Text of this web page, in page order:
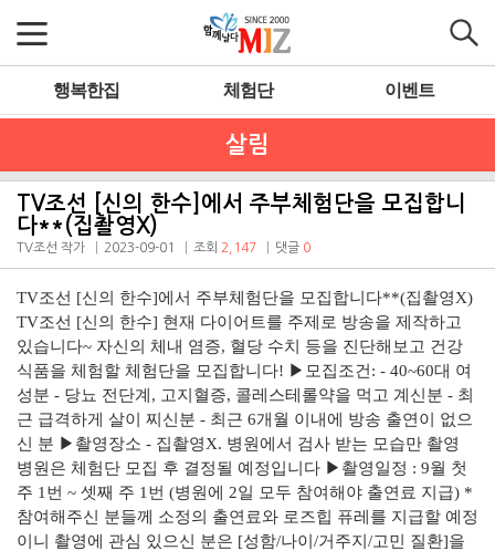
행복한집 체험단 이벤트
살림
TV조선 [신의 한수]에서 주부체험단을 모집합니
다**(집촬영X)
TV조선 작가 2023-09-01 조회 2,147 댓글 0
TV조선 [신의 한수]에서 주부체험단을 모집합니다**(집촬영X)
TV조선 [신의 한수] 현재 다이어트를 주제로 방송을 제작하고
있습니다~ 자신의 체내 염증, 혈당 수치 등을 진단해보고 건강
식품을 체험할 체험단을 모집합니다! ▶모집조건: - 40~60대 여
성분 - 당뇨 전단계, 고지혈증, 콜레스테롤약을 먹고 계신분 - 최
근 급격하게 살이 찌신분 - 최근 6개월 이내에 방송 출연이 없으
신 분 ▶촬영장소 - 집촬영X. 병원에서 검사 받는 모습만 촬영
병원은 체험단 모집 후 결정될 예정입니다 ▶촬영일정 : 9월 첫
주 1번 ~ 셋째 주 1번 (병원에 2일 모두 참여해야 출연료 지급) *
참여해주신 분들께 소정의 출연료와 로즈힙 퓨레를 지급할 예정
이니 촬영에 관심 있으신 분은 [성함/나이/거주지/고민 질환]을